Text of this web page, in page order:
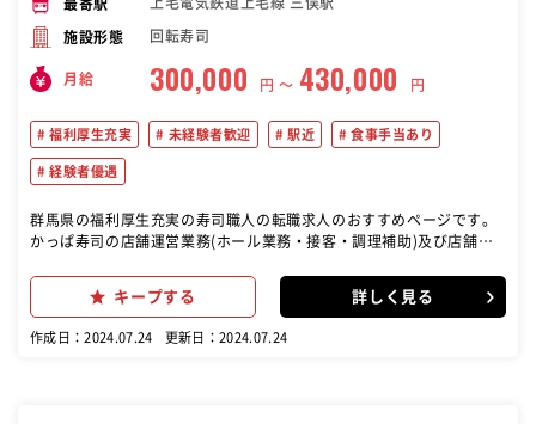
最寄駅
施設形態 回転寿司
月給 300,000 円 〜 430,000 円
福利厚生充実 未経験者歓迎 駅近 食事手当あり
経験者優遇
群馬県の福利厚生充実の寿司職人の転職求人のおすすめページです。
かっぱ寿司の店舗運営業務(ホール業務・接客・調理補助)及び店舗管
開店準備・食材仕込み、キッチン業務など 店舗管理業務 集客施策・ス
タッフ管理・食材管理・営業計画作成など 入社時は店長候補としてお
客様にお喜びいただける店舗運営を目指してください。 その後は店
キープする 詳しく見る
作成日：2024.07.24 更新日：2024.07.24